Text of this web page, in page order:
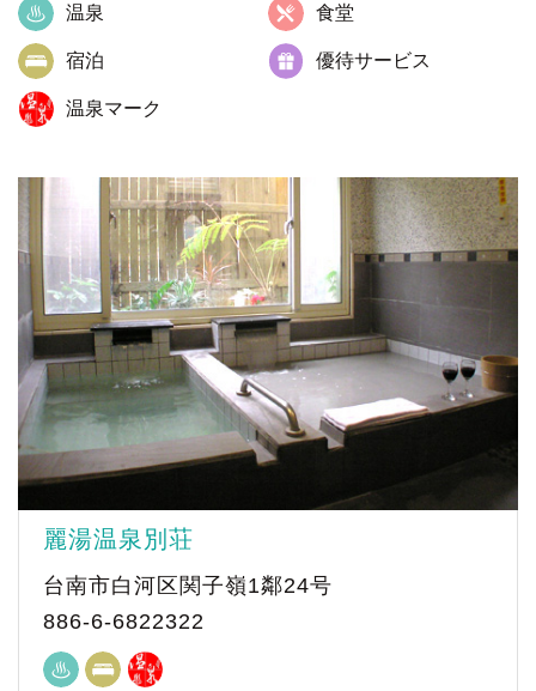
温泉 食堂
宿泊 優待サービス
温泉マーク
麗湯温泉別荘
台南市白河区関子嶺1鄰24号
886-6-6822322